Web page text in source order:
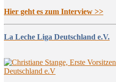
Hier geht es zum Interview >>
La Leche Liga Deutschland e.V.